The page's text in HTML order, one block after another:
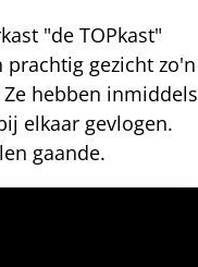
"de TOPkast"
gezicht zo'n
hebben inmiddels
elkaar gevlogen.
gaande.